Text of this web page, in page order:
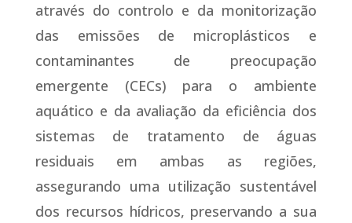
através do controlo e da monitorização
das emissões de microplásticos e
contaminantes de preocupação
emergente (CECs) para o ambiente
aquático e da avaliação da eficiência dos
sistemas de tratamento de águas
residuais em ambas as regiões,
assegurando uma utilização sustentável
dos recursos hídricos, preservando a sua